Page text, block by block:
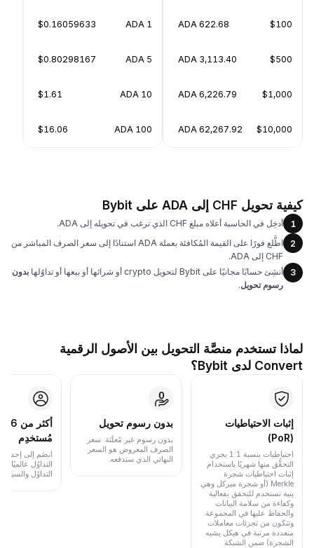
$100
622.68 ADA
$500
3,113.40 ADA
$1,000
6,226.79 ADA
$10,000
62,267.92 ADA
1 ADA
$0.16059633
5 ADA
$0.80298167
10 ADA
$1.61
100 ADA
$16.06
كيفية تحويل CHF إلى ADA على Bybit
1
أدخِل في الحاسبة أعلاه مبلغ CHF الذي ترغب في تحويله إلى ADA.
2
اطَّلع فورًا على القيمة المُكافئة بعملة ADA استنادًا إلى سعر الصرف المباشر من
CHF إلى ADA.
3
أنشِئ حسابًا مجانيًا على Bybit لتحويل crypto أو شرائها أو بيعها أو تداوُلها
بدون
رسوم تحويل.
لماذا تستخدم منصَّة التحويل بين الأصول الرقمية
Convert لدى Bybit؟
إثبات الاحتياطيات
(PoR)
احتياطيات بنسبة 1:1 يجري
التحقُّق منها شهريًا باستخدام
إثبات احتياطيات شجرة
Merkle (أو شجرة ميركل وهي
بنية تستخدم للتحقق بفعالية
وكفاءة من سلامة البيانات
والحفاظ عليها في المجموعة.
وتتكون من تجزئات معاملات
متعددة مرتبة في هيكل يشبه
الشجرة) ضمن الشبكة.
بدون رسوم تحويل
بدون رسوم غير مُعلَنَة. سعر
الصرف المعروض هو السعر
النهائي الذي ستدفعه.
مُستخدِم
انضَم إلى إحدى
التداوُل
التداوُل والسيولة.